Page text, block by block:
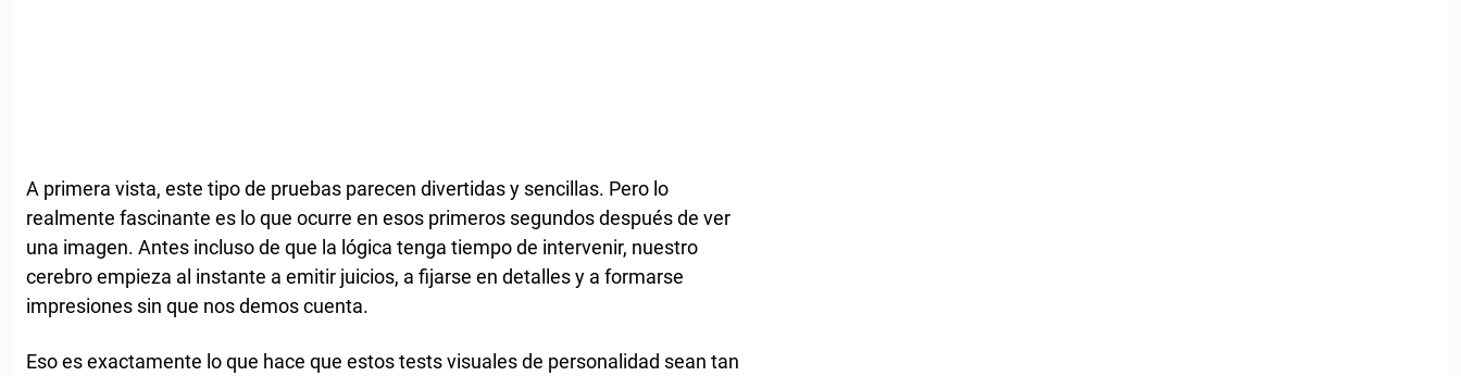
A primera vista, este tipo de pruebas parecen divertidas y sencillas. Pero lo
realmente fascinante es lo que ocurre en esos primeros segundos después de ver
una imagen. Antes incluso de que la lógica tenga tiempo de intervenir, nuestro
cerebro empieza al instante a emitir juicios, a fijarse en detalles y a formarse
impresiones sin que nos demos cuenta.
Eso es exactamente lo que hace que estos tests visuales de personalidad sean tan